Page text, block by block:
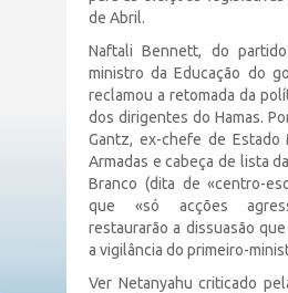
de Abril.
Naftali Bennett, do
ministro da Educação do
reclamou a retomada da
dos dirigentes do Hamas.
Gantz, ex-chefe de Estado
Armadas e cabeça de lista
Branco (dita de «centro-
que «só acções
restaurarão a dissuasão
a vigilância do primeiro-
Ver Netanyahu criticado